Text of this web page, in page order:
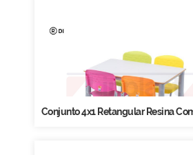
Conjunto 4x1 Retangular Resina